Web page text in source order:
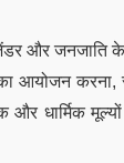
जेंडर और जनजाति
आयोजन करना,
और धार्मिक